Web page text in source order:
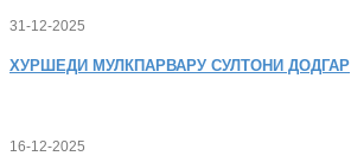
31-12-2025
ХУРШЕДИ МУЛКПАРВАРУ СУЛТОНИ ДОДГАР
16-12-2025